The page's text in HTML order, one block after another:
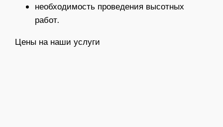
необходимость проведения высотных
работ.
Цены на наши услуги